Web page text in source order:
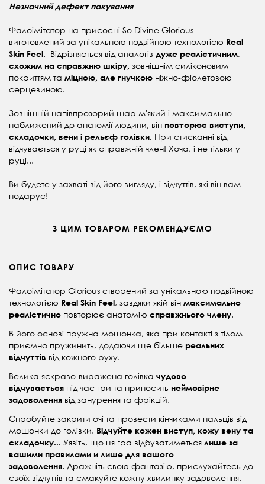
Незначний дефект пакування
Фалоімітатор на присосці So Divine Glorious
виготовлений за унікальною подвійною технологією Real
Skin Feel. Відрізняється від аналогів дуже реалістичним,
схожим на справжню шкіру, зовнішнім силіконовим
покриттям та міцною, але гнучкою ніжно-фіолетовою
серцевиною.
Зовнішній напівпрозорий шар м'який і максимально
наближений до анатомії людини, він повторює виступи,
складочки, вени і рельєф голівки. При стисканні від
відчувається у руці як справжній член! Хоча, і не тільки у
руці...
Ви будете у захваті від його вигляду, і відчуттів, які він вам
подарує!
З ЦИМ ТОВАРОМ РЕКОМЕНДУЄМО
ОПИС ТОВАРУ
Фалоімітатор Glorious створений за унікальною подвійною
технологією Real Skin Feel, завдяки якій він максимально
реалістично повторює анатомію справжнього члену.
В його основі пружна мошонка, яка при контакті з тілом
приємно пружинить, додаючи ще більше реальних
відчуттів від кожного руху.
Велика яскраво-виражена голівка чудово
відчувається під час гри та приносить неймовірне
задоволення від занурення та фрікцій.
Спробуйте закрити очі та провести кінчиками пальців від
мошонки до голівки. Відчуйте кожен виступ, кожу вену та
складочку... Уявіть, що ця гра відбуватиметься лише за
вашими правилами и лише для вашого
задоволення. Дражніть свою фантазію, прислухайтесь до
своїх відчуттів та смакуйте кожну хвилинку задоволення.